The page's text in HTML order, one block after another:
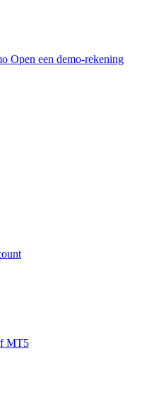
Open een demo-rekening
MT5